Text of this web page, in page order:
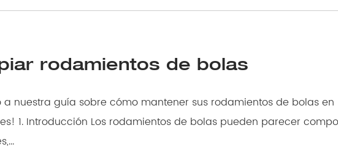
rodamientos de bolas
a nuestra guía sobre cómo mantener sus rodamientos de bolas en